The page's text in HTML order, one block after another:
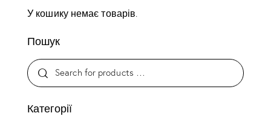
У кошику немає товарів.
Пошук
Категорії